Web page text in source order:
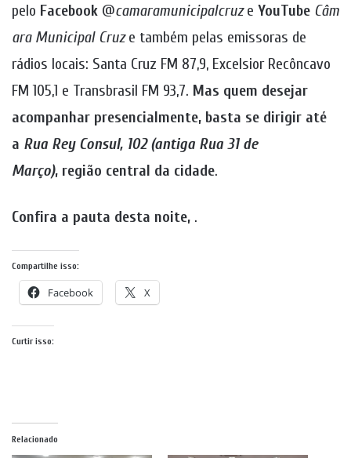
pelo Facebook @camaramunicipalcruze YouTube Câm
ara Municipal Cruze também pelas emissoras de
rádios locais: Santa Cruz FM 87,9, Excelsior Recôncavo
FM 105,1 e Transbrasil FM 93,7. Mas quem desejar
acompanhar presencialmente, basta se dirigir até
a Rua Rey Consul, 102 (antiga Rua 31 de
Março), região central da cidade.
Confira a pauta desta noite, .
Compartilhe isso:
Facebook X
Curtir isso:
Relacionado